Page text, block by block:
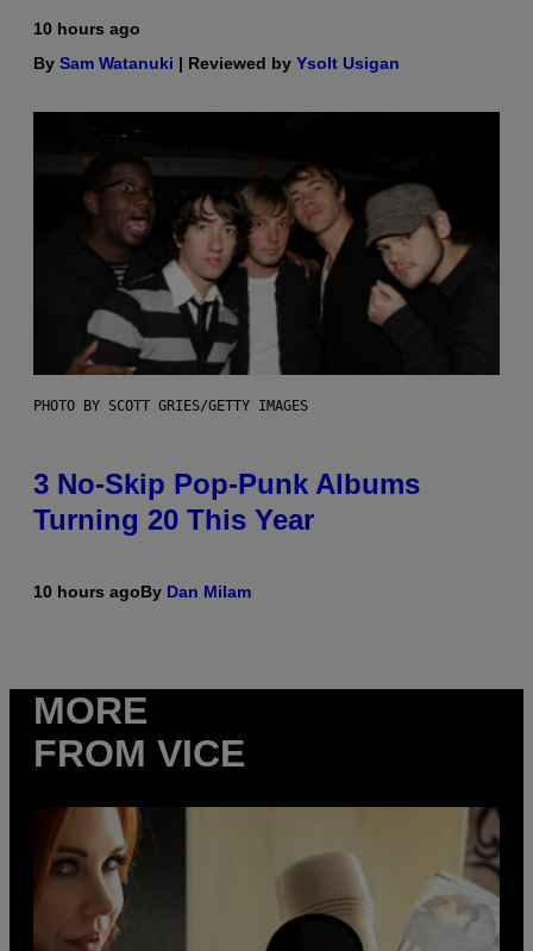
10 hours ago
By Sam Watanuki | Reviewed by Ysolt Usigan
PHOTO BY SCOTT GRIES/GETTY IMAGES
3 No-Skip Pop-Punk Albums
Turning 20 This Year
10 hours agoBy Dan Milam
MORE
FROM VICE